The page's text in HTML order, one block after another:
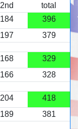
2nd
total
184
396
197 379
168
329
166 328
204
418
189 381